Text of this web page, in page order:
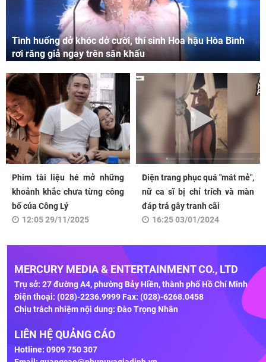
Tình huống dở khóc dở cười, thí sinh Hoa hậu Hòa Bình
rơi răng giả ngay trên sân khấu
Phim tài liệu hé mở những
khoảnh khắc chưa từng công
bố của Công Lý
12:05 29/11/2025
Diện trang phục quá "mát mẻ",
nữ ca sĩ bị chỉ trích và màn
đáp trả gây tranh cãi
16:25 03/01/2024
MERCURY MEDIA & ENTERTAINMENT CO., LTD
Trụ sở: 27 đường A4, phường Bảy Hiền, thành phố Hồ Chí Minh
Điện thoại: (028)-2236.9999 Fax: (028)-6268.0458
Chịu trách nhiệm nội dung: Đào Trọng Nhân
LIÊN HỆ QUẢNG CÁO
Hotline: 0909 750 307